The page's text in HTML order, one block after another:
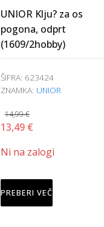
UNIOR Klju? za os
pogona, odprt
(1609/2hobby)
ŠIFRA: 623424
ZNAMKA: UNIOR
14,99€
Izvirna
je
14,99 €.
13,49 €
je:
Ni na zalogi
PREBERI VEČ